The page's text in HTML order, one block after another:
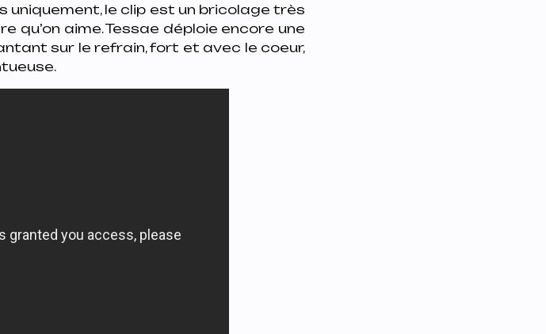
uniquement, le clip est un bricolage très
qu’on aime. Tessae déploie encore une
sur le refrain, fort et avec le coeur,